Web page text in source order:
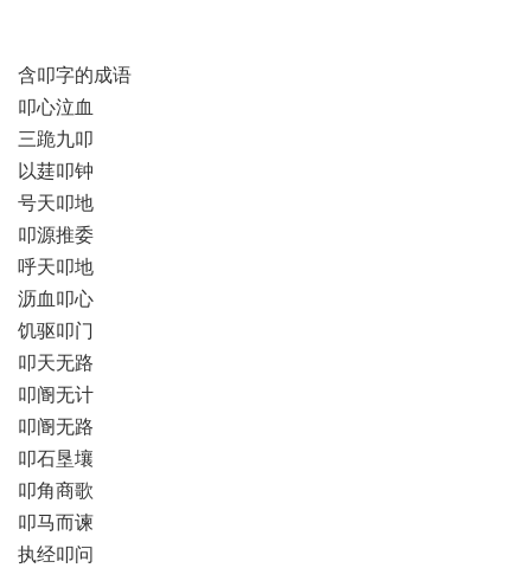
含叩字的成语
叩心泣血
三跪九叩
以莛叩钟
号天叩地
叩源推委
呼天叩地
沥血叩心
饥驱叩门
叩天无路
叩阍无计
叩阍无路
叩石垦壤
叩角商歌
叩马而谏
执经叩问